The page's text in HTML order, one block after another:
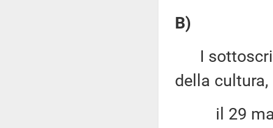
B)
I
della cultura
il 29